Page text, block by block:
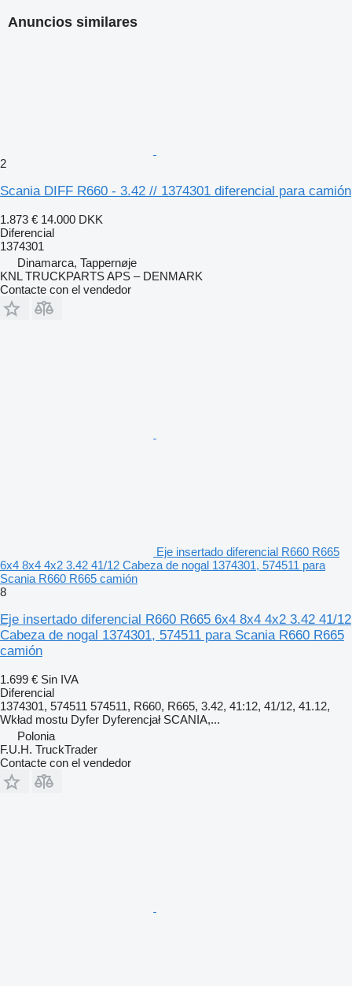
Anuncios similares
2
Scania DIFF R660 - 3.42 // 1374301 diferencial para camión
1.873 € 14.000 DKK
Diferencial
1374301
Dinamarca, Tappernøje
KNL TRUCKPARTS APS – DENMARK
Contacte con el vendedor
Eje insertado diferencial R660 R665
6x4 8x4 4x2 3.42 41/12 Cabeza de nogal 1374301, 574511 para
Scania R660 R665 camión
8
Eje insertado diferencial R660 R665 6x4 8x4 4x2 3.42 41/12
Cabeza de nogal 1374301, 574511 para Scania R660 R665
camión
1.699 € Sin IVA
Diferencial
1374301, 574511 574511, R660, R665, 3.42, 41:12, 41/12, 41.12,
Wkład mostu Dyfer Dyferencjał SCANIA,...
Polonia
F.U.H. TruckTrader
Contacte con el vendedor